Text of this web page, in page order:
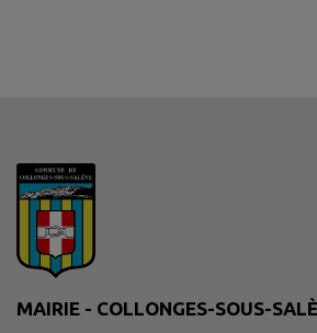
MAIRIE - COLLONGES-SOUS-